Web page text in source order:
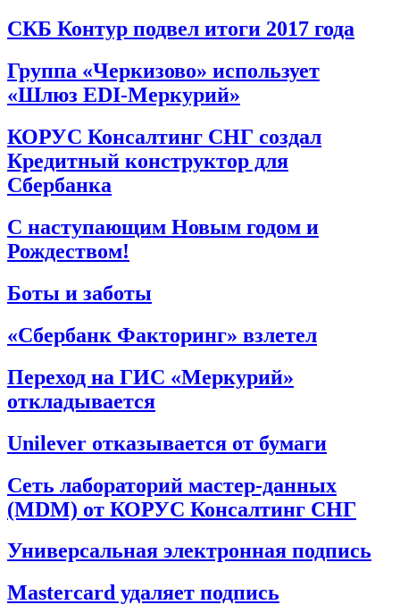
СКБ Контур подвел итоги 2017 года
Группа «Черкизово» использует
«Шлюз EDI-Меркурий»
КОРУС Консалтинг СНГ создал
Кредитный конструктор для
Сбербанка
С наступающим Новым годом и
Рождеством!
Боты и заботы
«Сбербанк Факторинг» взлетел
Переход на ГИС «Меркурий»
откладывается
Unilever отказывается от бумаги
Сеть лабораторий мастер-данных
(MDM) от КОРУС Консалтинг СНГ
Универсальная электронная подпись
Mastercard удаляет подпись